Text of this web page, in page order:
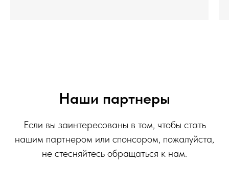
Наши партнеры
Если вы заинтересованы в том, чтобы стать
нашим партнером или спонсором, пожалуйста,
не стесняйтесь обращаться к нам.